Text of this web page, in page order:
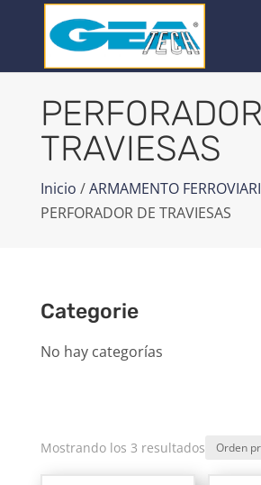
TRAVIESAS
Inicio /ARMAMENTO
PERFORADOR DE TRAVIESAS
Categorie
No hay categorías
Mostrando los 3 resultados